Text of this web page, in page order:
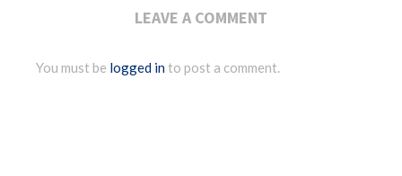
LEAVE A COMMENT
You must be logged into post a comment.